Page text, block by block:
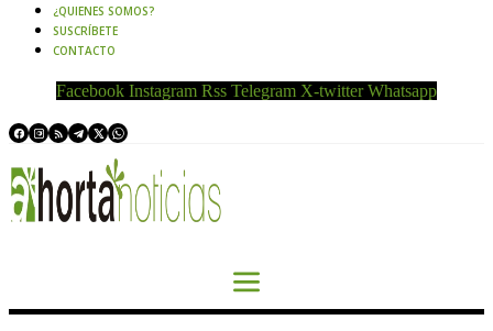
¿QUIENES SOMOS?
SUSCRÍBETE
CONTACTO
Facebook Instagram Rss Telegram X-twitter Whatsapp